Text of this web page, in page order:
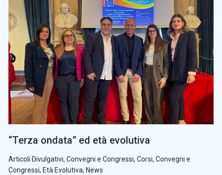
“Terza ondata” ed età evolutiva
Articoli Divulgativi, Convegni e Congressi, Corsi, Convegni e
Congressi, Età Evolutiva, News